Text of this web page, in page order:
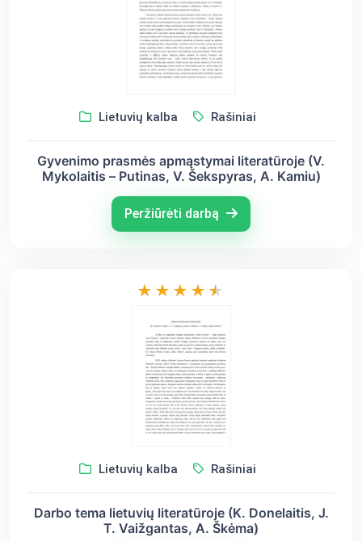
Lietuvių kalba Rašiniai
Gyvenimo prasmės apmąstymai literatūroje (V.
Mykolaitis – Putinas, V. Šekspyras, A. Kamiu)
Peržiūrėti darbą
Lietuvių kalba Rašiniai
Darbo tema lietuvių literatūroje (K. Donelaitis, J.
T. Vaižgantas, A. Škėma)